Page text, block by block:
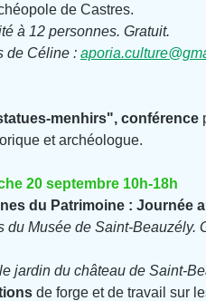
de Castres.
à 12 personnes. Gratuit.
de Céline :
menhirs", conférence
et archéologue.
20 septembre 10h-18h
du Patrimoine : Journée
du Musée de Saint-Beauzély.
jardin du château de Saint-
de forge et de travail sur